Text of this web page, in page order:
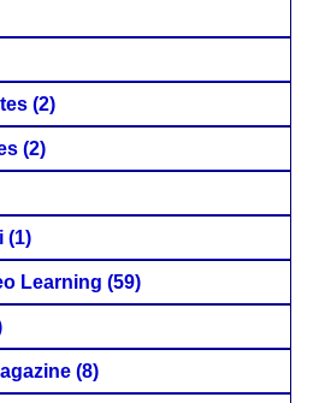
(2)
(2)
(1)
Learning (59)
(8)